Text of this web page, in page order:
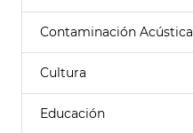
Contaminación Acústica
Cultura
Educación